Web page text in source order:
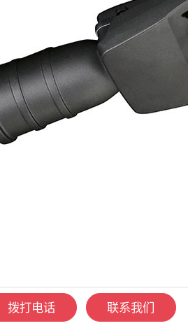
拨打电话 联系我们